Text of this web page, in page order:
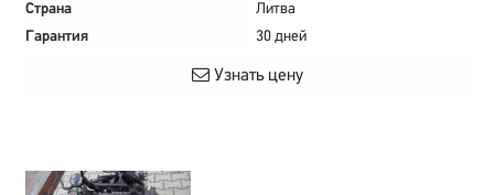
Страна
Литва
Гарантия
30 дней
Узнать цену